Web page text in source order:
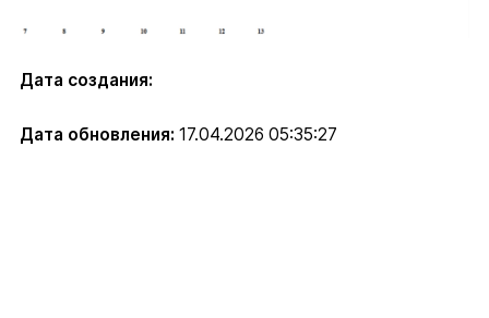
Дата создания:
Дата обновления: 17.04.2026 05:35:27